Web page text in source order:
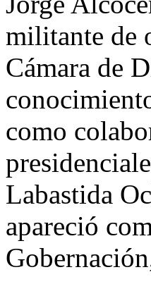
militante de
Cámara de
como
Labastida
apareció